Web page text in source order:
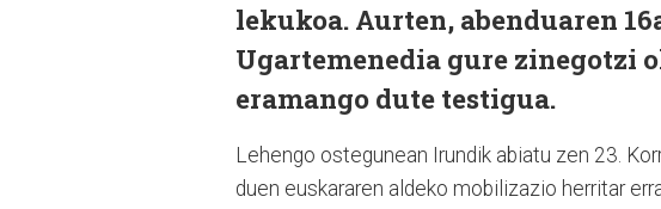
lekukoa. Aurten, abenduaren
Ugartemenedia gure zinegotzi
eramango dute testigua.
Lehengo ostegunean Irundik abiatu zen 23.
duen euskararen aldeko mobilizazio herritar